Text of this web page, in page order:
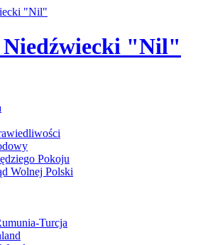
Niedźwiecki "Nil"
Pokoju
Wolnej Polski
Turcja